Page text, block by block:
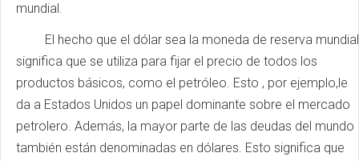
mundial.
El hecho que el dólar sea la moneda de reserva mundial
significa que se utiliza para fijar el precio de todos los
productos básicos, como el petróleo. Esto , por ejemplo,le
da a Estados Unidos un papel dominante sobre el mercado
petrolero. Además, la mayor parte de las deudas del mundo
también están denominadas en dólares. Esto significa que